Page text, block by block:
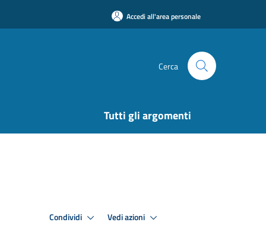
Accedi all'area personale
Cerca
Tutti gli argomenti
Condividi Vedi azioni